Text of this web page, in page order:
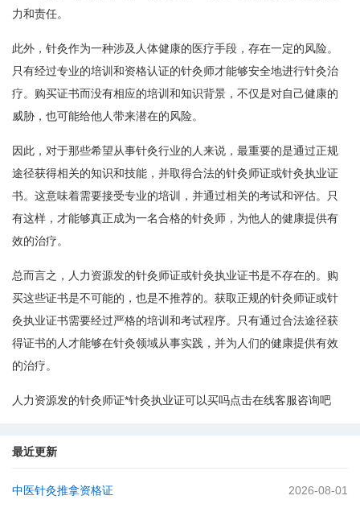
力和责任。
此外，针灸作为一种涉及人体健康的医疗手段，存在一定的风险。
只有经过专业的培训和资格认证的针灸师才能够安全地进行针灸治
疗。购买证书而没有相应的培训和知识背景，不仅是对自己健康的
威胁，也可能给他人带来潜在的风险。
因此，对于那些希望从事针灸行业的人来说，最重要的是通过正规
途径获得相关的知识和技能，并取得合法的针灸师证或针灸执业证
书。这意味着需要接受专业的培训，并通过相关的考试和评估。只
有这样，才能够真正成为一名合格的针灸师，为他人的健康提供有
效的治疗。
总而言之，人力资源发的针灸师证或针灸执业证书是不存在的。购
买这些证书是不可能的，也是不推荐的。获取正规的针灸师证或针
灸执业证书需要经过严格的培训和考试程序。只有通过合法途径获
得证书的人才能够在针灸领域从事实践，并为人们的健康提供有效
的治疗。
人力资源发的针灸师证*针灸执业证可以买吗点击在线客服咨询吧
最近更新
中医针灸推拿资格证 2026-08-01